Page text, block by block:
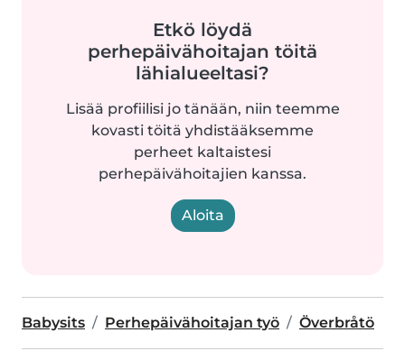
Etkö löydä
perhepäivähoitajan töitä
lähialueeltasi?
Lisää profiilisi jo tänään, niin teemme
kovasti töitä yhdistääksemme
perheet kaltaistesi
perhepäivähoitajien kanssa.
Aloita
Babysits Perhepäivähoitajan työ Överbråtö